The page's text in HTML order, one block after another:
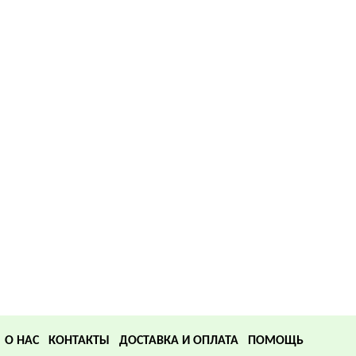
О НАС КОНТАКТЫ ДОСТАВКА И ОПЛАТА ПОМОЩЬ